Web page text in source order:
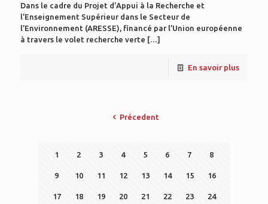
Dans le cadre du Projet d’Appui à la Recherche et
l’Enseignement Supérieur dans le Secteur de
l’Environnement (ARESSE), financé par l’Union européenne
à travers le volet recherche verte […]
En savoir plus
Précedent
1 2 3 4 5 6 7 8
9 10 11 12 13 14 15 16
17 18 19 20 21 22 23 24